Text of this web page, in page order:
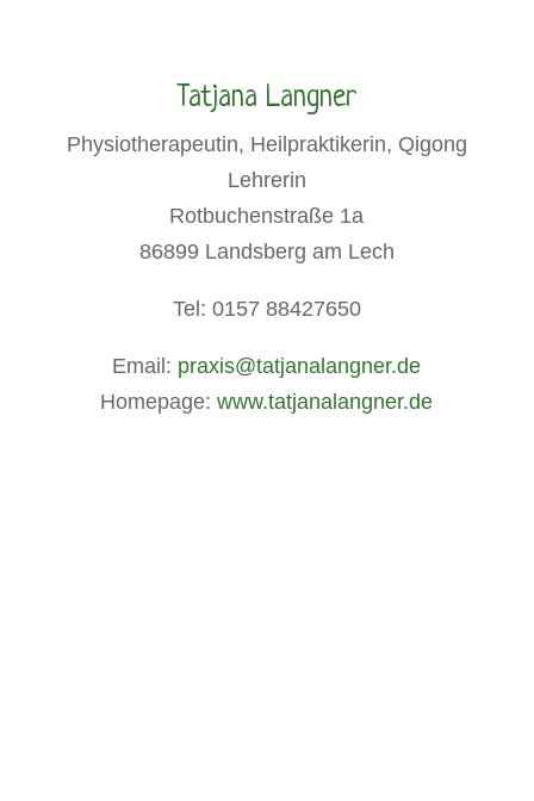
Tatjana Langner
Physiotherapeutin, Heilpraktikerin, Qigong
Lehrerin
Rotbuchenstraße 1a
86899 Landsberg am Lech
Tel: 0157 88427650
Email: praxis@tatjanalangner.de
Homepage:www.tatjanalangner.de